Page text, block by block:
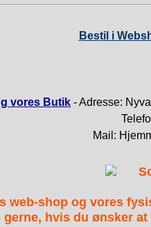
Bestil i
vores Butik - Adresse:
Mail:
web-shop og vores
gerne, hvis du ønsker